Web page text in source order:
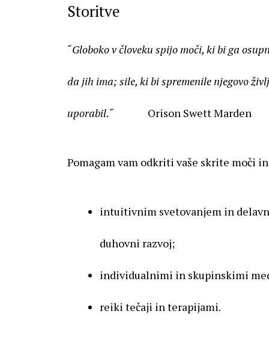
Storitve
˝Globoko v človeku spijo moči, ki bi ga
da jih ima; sile, ki bi spremenile njegovo
uporabil.˝ Orison Swett Marden
Pomagam vam odkriti vaše skrite moči
intuitivnim svetovanjem in
duhovni razvoj;
individualnimi in skupinskimi
reiki tečaji in terapijami.